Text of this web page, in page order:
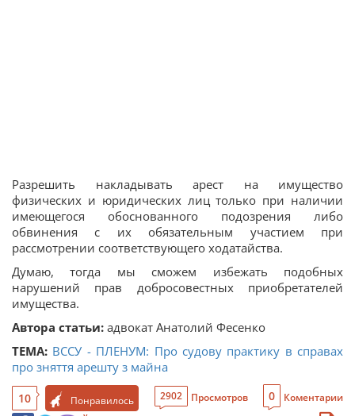
Разрешить накладывать арест на имущество
физических и юридических лиц только при наличии
имеющегося обоснованного подозрения либо
обвинения с их обязательным участием при
рассмотрении соответствующего ходатайства.
Думаю, тогда мы сможем избежать подобных
нарушений прав добросовестных приобретателей
имущества.
Автора статьи: адвокат Анатолий Фесенко
ТЕМА: ВССУ - ПЛЕНУМ: Про судову практику в справах
про зняття арешту з майна
10 Понравилось 2902 Просмотров 0 Коментарии